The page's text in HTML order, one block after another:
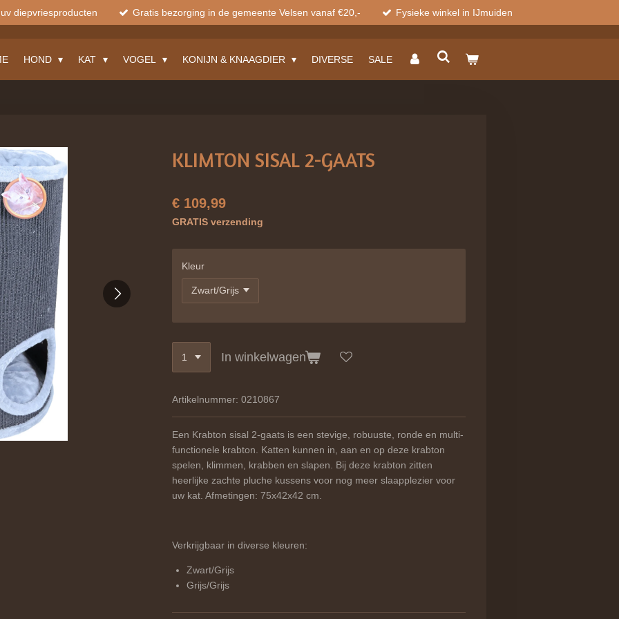
diepvriesproducten Gratis bezorging in de gemeente Velsen vanaf €20,- Fysieke winkel in IJmuiden
HOND KAT VOGEL KONIJN & KNAAGDIER DIVERSE SALE
KLIMTON SISAL 2-GAATS
€ 109,99
GRATIS verzending
Kleur
In winkelwagen
Artikelnummer: 0210867
Een Krabton sisal 2-gaats is een stevige, robuuste, ronde en multi-
functionele krabton. Katten kunnen in, aan en op deze krabton
spelen, klimmen, krabben en slapen. Bij deze krabton zitten
heerlijke zachte pluche kussens voor nog meer slaapplezier voor
uw kat. Afmetingen: 75x42x42 cm.
Verkrijgbaar in diverse kleuren:
Zwart/Grijs
Grijs/Grijs